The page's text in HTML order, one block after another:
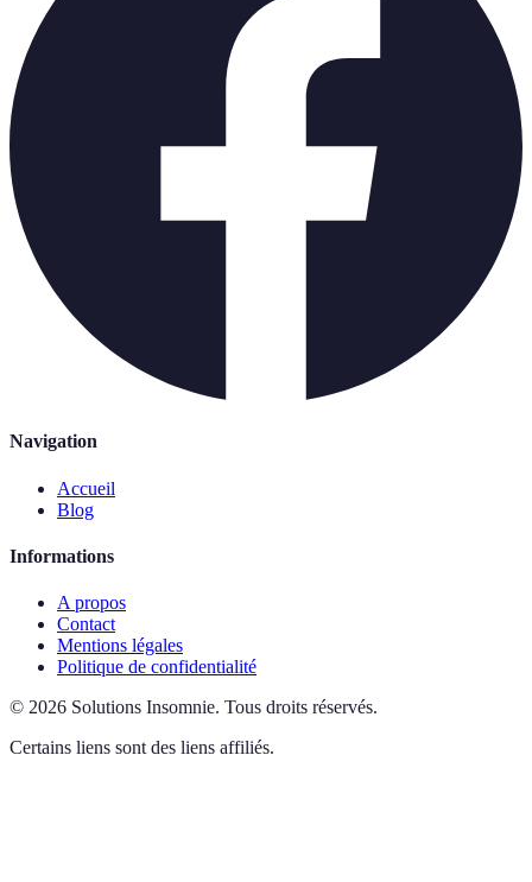
Navigation
Accueil
Blog
Informations
A propos
Contact
Mentions légales
Politique de confidentialité
© 2026 Solutions Insomnie. Tous droits réservés.
Certains liens sont des liens affiliés.